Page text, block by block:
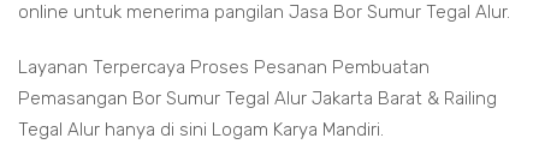
online untuk menerima pangilan Jasa Bor Sumur Tegal Alur.
Layanan Terpercaya Proses Pesanan Pembuatan
Pemasangan Bor Sumur Tegal Alur Jakarta Barat & Railing
Tegal Alur hanya di sini Logam Karya Mandiri.